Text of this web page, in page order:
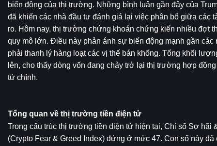
biến động của thị trường. Những bình luận gần đây của
đã khiến các nhà đầu tư đánh giá lại việc phân bổ giữa các
ro. Hôm nay, thị trường chứng khoán chứng kiến ​​nhiều đợt
quy mô lớn. Điều này phản ánh sự biến động mạnh gần
phải thanh lý hàng loạt các vị thế bán khống. Tổng khối
lên, cho thấy dòng vốn đang chảy trở lại thị trường hợp
tử chính.
Tổng quan về thị trường tiền điện tử
Trong cấu trúc thị trường tiền điện tử hiện tại, Chỉ số Sợ hãi
(Crypto Fear & Greed Index) đứng ở mức 47. Con số này đã